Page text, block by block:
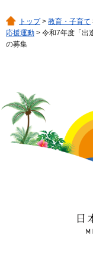
トップ> 教育・子育て
応援運動 > 令和7年度「出
の募集
日